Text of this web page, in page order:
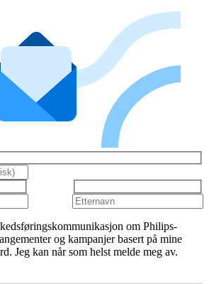
om Philips-
og kampanjer basert på mine
Jeg kan når som helst melde meg av.